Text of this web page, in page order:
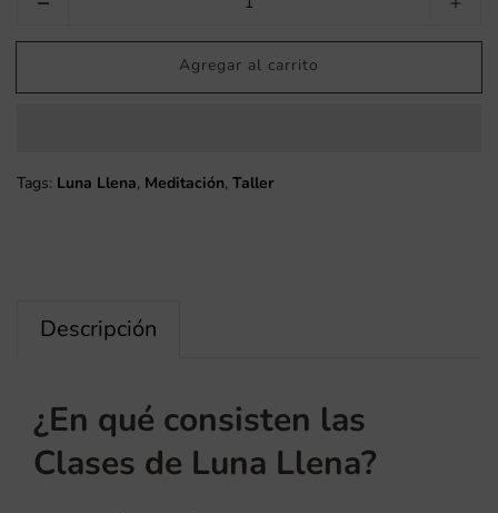
Reducir cantidad para Clase presencial luna llena
Agregar al carrito
Tags: Luna Llena, Meditación, Taller
Descripción
¿En qué consisten las
Clases de Luna Llena?